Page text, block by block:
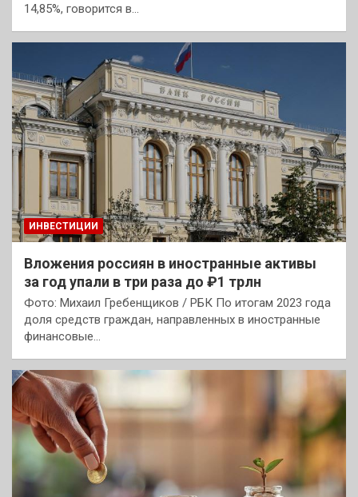
14,85%, говорится в…
ИНВЕСТИЦИИ
Вложения россиян в иностранные активы
за год упали в три раза до ₽1 трлн
Фото: Михаил Гребенщиков / РБК По итогам 2023 года
доля средств граждан, направленных в иностранные
финансовые…